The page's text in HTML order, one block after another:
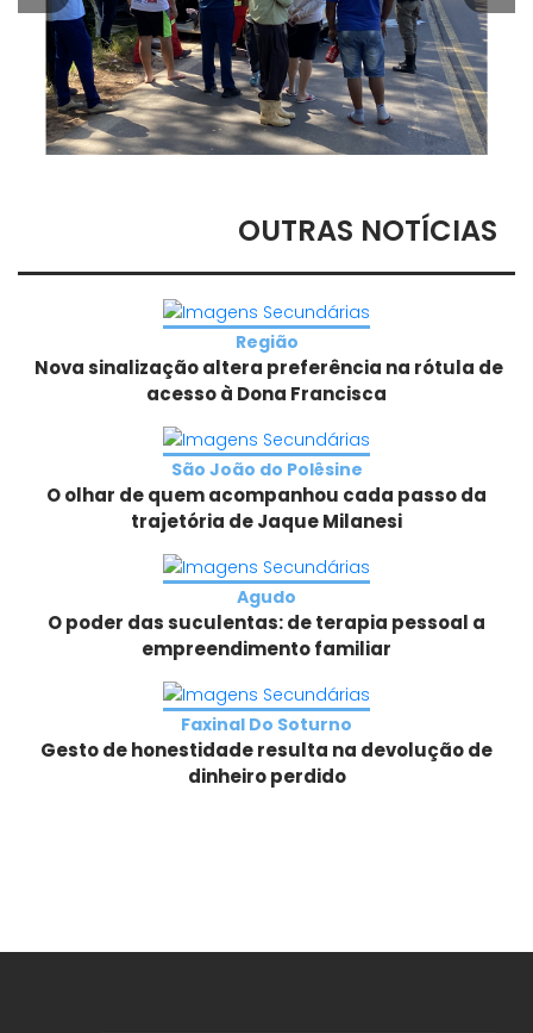
OUTRAS NOTÍCIAS
Região
Nova sinalização altera preferência na rótula de
acesso à Dona Francisca
São João do Polêsine
O olhar de quem acompanhou cada passo da
trajetória de Jaque Milanesi
Agudo
O poder das suculentas: de terapia pessoal a
empreendimento familiar
Faxinal Do Soturno
Gesto de honestidade resulta na devolução de
dinheiro perdido